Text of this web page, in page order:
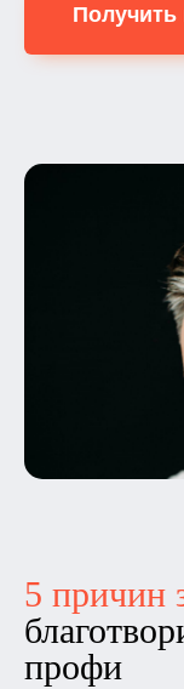
Получить
5 причин
профи